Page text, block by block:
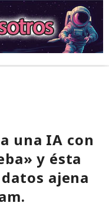
una IA con
y ésta
ajena